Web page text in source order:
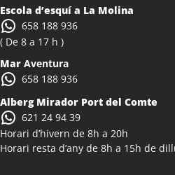
Activitats Família Amics Alcanar
Colònies Escolars Alcanar
Activitats Família Amics Alcanó
Activitats Teambuilding
Activitats Família Amics Alcarràs
Colònies Escolars Alcarràs
Escola d’esquí a La Molina
658 188 936
( De 8 a 17 h )
Mar Aventura
658 188 936
Alberg Mirador Port del Comte
621 24 94 39
Horari d’hivern de 8h a 20h
Horari resta d’any de 8h a 15h de